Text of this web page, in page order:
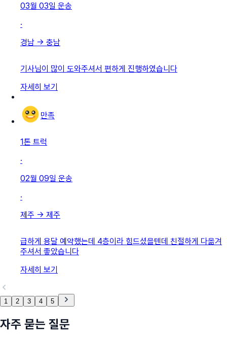
03월 03일 운송
·
경남 → 충남
기사님이 많이 도와주셔서 편하게 진행하였습니다
자세히 보기
만족
1톤 트럭
·
02월 09일 운송
·
제주 → 제주
급하게 용달 예약했는데 4층이라 힘드셨을텐데 친절하게 다옮겨
주셔서 좋았습니다
자세히 보기
1 2 3 4 5
자주 묻는 질문